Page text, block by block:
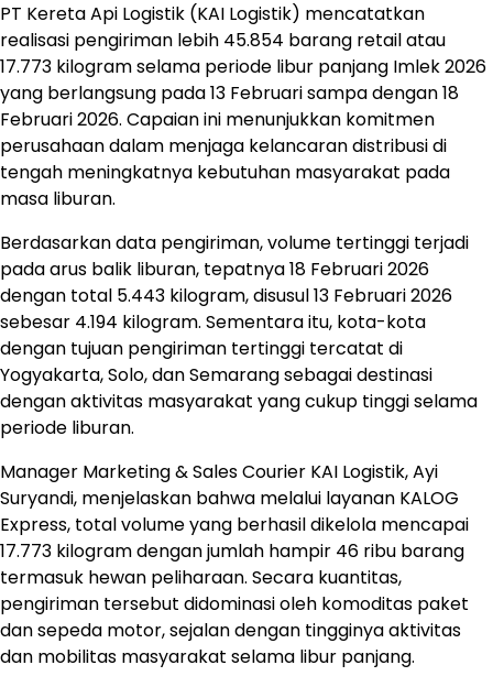
PT Kereta Api Logistik (KAI Logistik) mencatatkan
realisasi pengiriman lebih 45.854 barang retail atau
17.773 kilogram selama periode libur panjang Imlek 2026
yang berlangsung pada 13 Februari sampa dengan 18
Februari 2026. Capaian ini menunjukkan komitmen
perusahaan dalam menjaga kelancaran distribusi di
tengah meningkatnya kebutuhan masyarakat pada
masa liburan.
Berdasarkan data pengiriman, volume tertinggi terjadi
pada arus balik liburan, tepatnya 18 Februari 2026
dengan total 5.443 kilogram, disusul 13 Februari 2026
sebesar 4.194 kilogram. Sementara itu, kota-kota
dengan tujuan pengiriman tertinggi tercatat di
Yogyakarta, Solo, dan Semarang sebagai destinasi
dengan aktivitas masyarakat yang cukup tinggi selama
periode liburan.
Manager Marketing & Sales Courier KAI Logistik, Ayi
Suryandi, menjelaskan bahwa melalui layanan KALOG
Express, total volume yang berhasil dikelola mencapai
17.773 kilogram dengan jumlah hampir 46 ribu barang
termasuk hewan peliharaan. Secara kuantitas,
pengiriman tersebut didominasi oleh komoditas paket
dan sepeda motor, sejalan dengan tingginya aktivitas
dan mobilitas masyarakat selama libur panjang.